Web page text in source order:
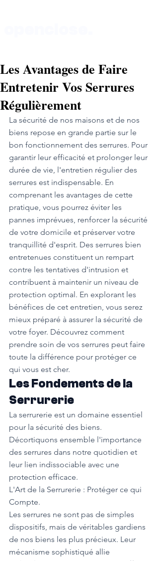
Boutique au 135 rue de Vaugirard 75015 Paris
Les Avantages de Faire
Entretenir Vos Serrures
Régulièrement
La sécurité de nos maisons et de nos
biens repose en grande partie sur le
bon fonctionnement des serrures. Pour
garantir leur efficacité et prolonger leur
durée de vie, l'entretien régulier des
serrures est indispensable. En
comprenant les avantages de cette
pratique, vous pourrez éviter les
pannes imprévues, renforcer la sécurité
de votre domicile et préserver votre
tranquillité d'esprit. Des serrures bien
entretenues constituent un rempart
contre les tentatives d'intrusion et
contribuent à maintenir un niveau de
protection optimal. En explorant les
bénéfices de cet entretien, vous serez
mieux préparé à assurer la sécurité de
votre foyer. Découvrez comment
prendre soin de vos serrures peut faire
toute la différence pour protéger ce
qui vous est cher.
Les Fondements de la
Serrurerie
La serrurerie est un domaine essentiel
pour la sécurité des biens.
Décortiquons ensemble l'importance
des serrures dans notre quotidien et
leur lien indissociable avec une
protection efficace.
L'Art de la Serrurerie : Protéger ce qui
Compte.
Les serrures ne sont pas de simples
dispositifs, mais de véritables gardiens
de nos biens les plus précieux. Leur
mécanisme sophistiqué allie